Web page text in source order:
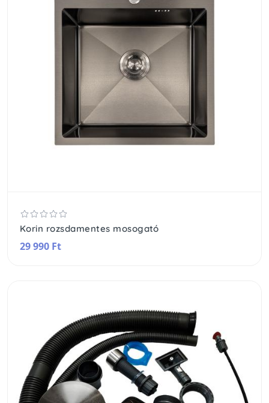
Korin rozsdamentes mosogató
29 990 Ft